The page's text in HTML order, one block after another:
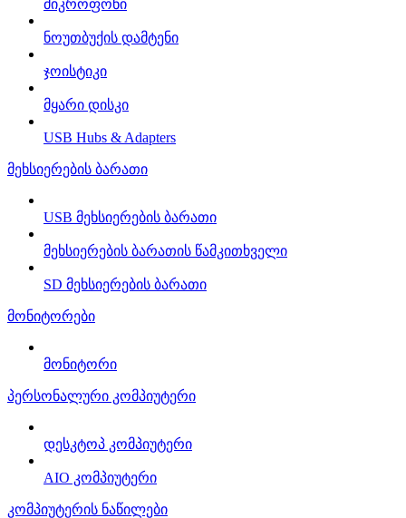
მიკროფონი
ნოუთბუქის დამტენი
ჯოისტიკი
მყარი დისკი
USB Hubs & Adapters
მეხსიერების ბარათი
USB მეხსიერების ბარათი
მეხსიერების ბარათის წამკითხველი
SD მეხსიერების ბარათი
მონიტორები
მონიტორი
პერსონალური კომპიუტერი
დესკტოპ კომპიუტერი
AIO კომპიუტერი
კომპიუტერის ნაწილები